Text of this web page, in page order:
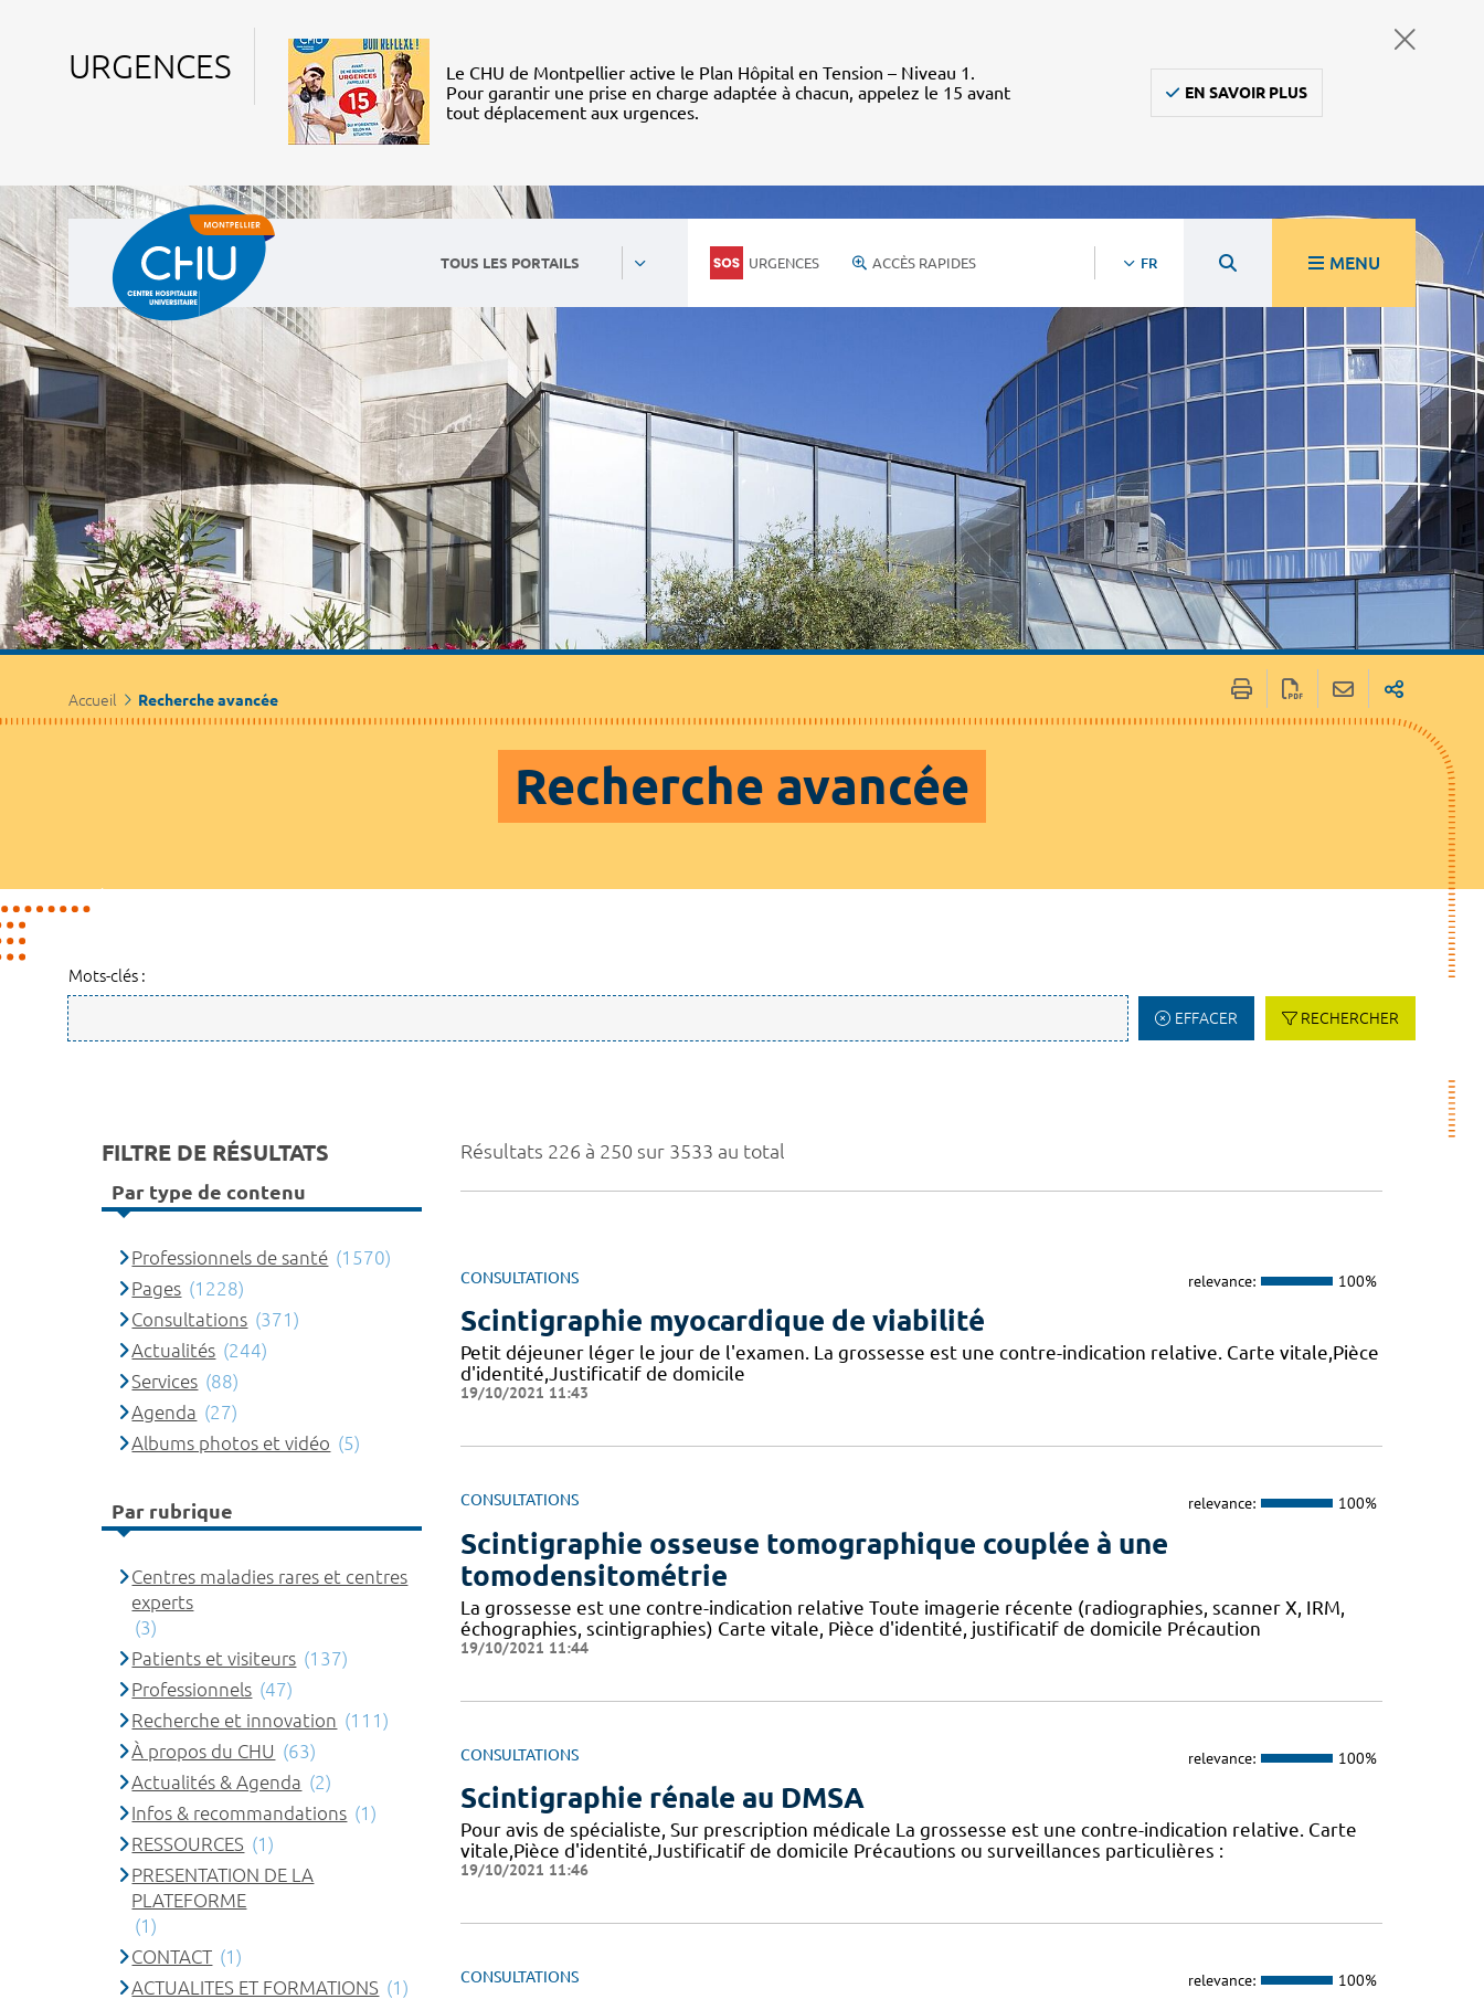
URGENCES
Le CHU de Montpellier active le Plan Hôpital en Tension – Niveau 1.
Pour garantir une prise en charge adaptée à chacun, appelez le 15 avant
tout déplacement aux urgences.
EN SAVOIR PLUS
TOUS LES PORTAILS URGENCES ACCÈS RAPIDES FR MENU
Accueil Recherche avancée
Recherche avancée
Mots-clés :
EFFACER RECHERCHER
Résultats 226 à 250 sur 3533 au total
CONSULTATIONS relevance: 100%
Scintigraphie myocardique de viabilité
Petit déjeuner léger le jour de l'examen. La grossesse est une contre-indication relative. Carte vitale,Pièce
d'identité,Justificatif de domicile
19/10/2021 11:43
CONSULTATIONS relevance: 100%
Scintigraphie osseuse tomographique couplée à une
tomodensitométrie
La grossesse est une contre-indication relative Toute imagerie récente (radiographies, scanner X, IRM,
échographies, scintigraphies) Carte vitale, Pièce d'identité, justificatif de domicile Précaution
19/10/2021 11:44
CONSULTATIONS relevance: 100%
Scintigraphie rénale au DMSA
Pour avis de spécialiste, Sur prescription médicale La grossesse est une contre-indication relative. Carte
vitale,Pièce d'identité,Justificatif de domicile Précautions ou surveillances particulières :
19/10/2021 11:46
CONSULTATIONS relevance: 100%
FILTRE DE RÉSULTATS
Par type de contenu
Professionnels de santé (1570)
Pages (1228)
Consultations (371)
Actualités (244)
Services (88)
Agenda (27)
Albums photos et vidéo (5)
Par rubrique
Centres maladies rares et centres
experts
(3)
Patients et visiteurs (137)
Professionnels (47)
Recherche et innovation (111)
À propos du CHU (63)
Actualités & Agenda (2)
Infos & recommandations (1)
RESSOURCES (1)
PRESENTATION DE LA
PLATEFORME
(1)
CONTACT (1)
ACTUALITES ET FORMATIONS (1)